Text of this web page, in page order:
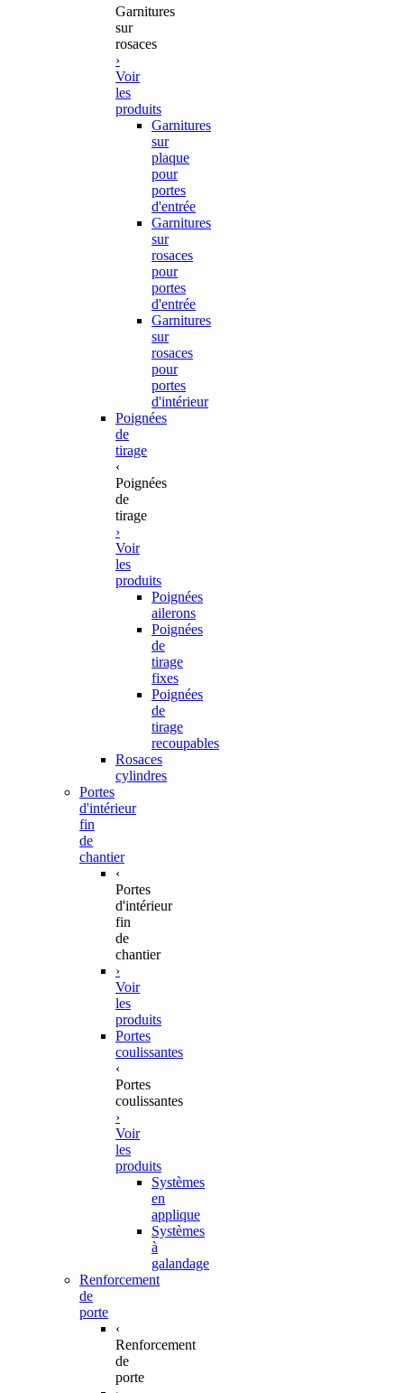
Garnitures
sur
rosaces
›
Voir
les
produits
Garnitures
sur
plaque
pour
portes
d'entrée
Garnitures
sur
rosaces
pour
portes
d'entrée
Garnitures
sur
rosaces
pour
portes
d'intérieur
Poignées
de
tirage
‹
Poignées
de
tirage
›
Voir
les
produits
Poignées
ailerons
Poignées
de
tirage
fixes
Poignées
de
tirage
recoupables
Rosaces
cylindres
Portes
d'intérieur
fin
de
chantier
‹
Portes
d'intérieur
fin
de
chantier
›
Voir
les
produits
Portes
coulissantes
‹
Portes
coulissantes
›
Voir
les
produits
Systèmes
en
applique
Systèmes
à
galandage
Renforcement
de
porte
‹
Renforcement
de
porte